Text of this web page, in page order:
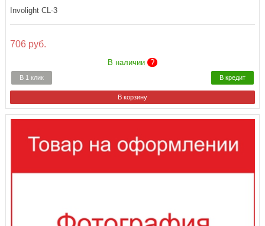
Involight CL-3
706 руб.
В наличии ?
В 1 клик В кредит